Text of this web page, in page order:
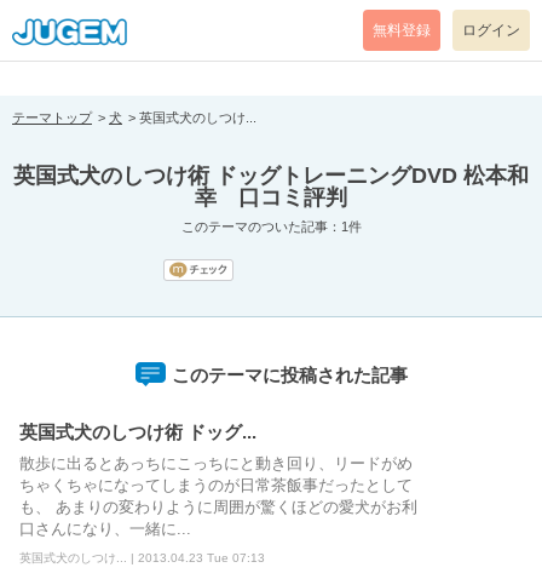
[pear_error: message="Success" code=0 mode=return level=notice
prefix="" info=""]
無料登録 ログイン
テーマトップ 犬 英国式犬のしつけ...
英国式犬のしつけ術 ドッグトレーニングDVD 松本和
幸 口コミ評判
このテーマのついた記事：1件
このテーマに投稿された記事
英国式犬のしつけ術 ドッグ...
散歩に出るとあっちにこっちにと動き回り、リードがめ
ちゃくちゃになってしまうのが日常茶飯事だったとして
も、 あまりの変わりように周囲が驚くほどの愛犬がお利
口さんになり、一緒に...
英国式犬のしつけ... | 2013.04.23 Tue 07:13